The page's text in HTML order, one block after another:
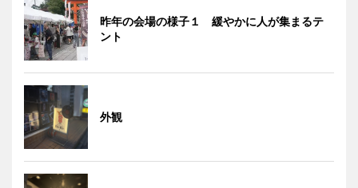
昨年の会場の様子１ 緩やかに人が集まるテ
ント
外観